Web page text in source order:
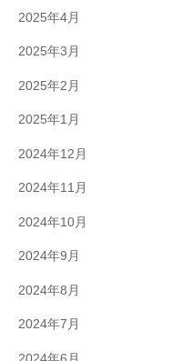
2025年4月
2025年3月
2025年2月
2025年1月
2024年12月
2024年11月
2024年10月
2024年9月
2024年8月
2024年7月